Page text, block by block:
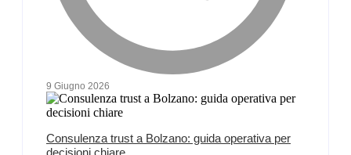
9 Giugno 2026
Consulenza trust a Bolzano: guida operativa per